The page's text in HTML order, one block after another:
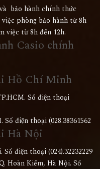
bảo hành chính thức
phòng bảo hành từ 8h
việc từ 8h đến 12h.
Casio chính
Hồ Chí Minh
Số điện thoại
điện thoại (028.38361562
Hà Nội
điện thoại (024).32232229
Hoàn Kiếm, Hà Nội. Số